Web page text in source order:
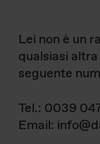
Lei non è un
qualsiasi
seguente
Tel.: 0039
Email: